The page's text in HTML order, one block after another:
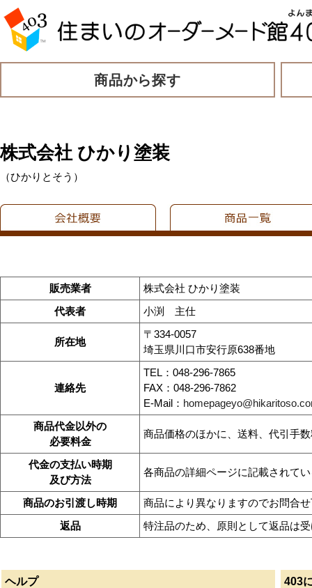
商品から探す
株式会社 ひかり塗装
（ひかりとそう）
販売業者
株式会社 ひかり塗装
代表者
小渕 主仕
所在地
〒334-0057
埼玉県川口市安行原638番地
連絡先
TEL：048-296-7865
FAX：048-296-7862
E-Mail：
商品代金以外の
必要料金
商品価格のほかに、送料、代引手
代金の支払い時期
及び方法
各商品の詳細ページに記載されて
商品のお引渡し時期
商品により異なりますのでお問合
返品
特注品のため、原則として返品は
ヘルプ 403